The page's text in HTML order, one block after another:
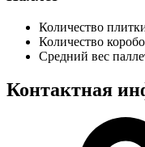
Количество
Количество
Средний вес
Контактная